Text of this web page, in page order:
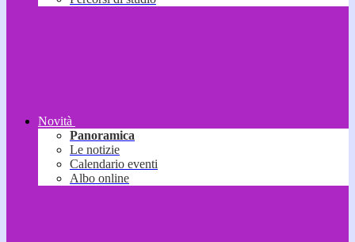
Novità
Panoramica
Le notizie
Calendario eventi
Albo online